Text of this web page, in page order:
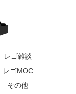
レゴ雑談
レゴMOC
その他